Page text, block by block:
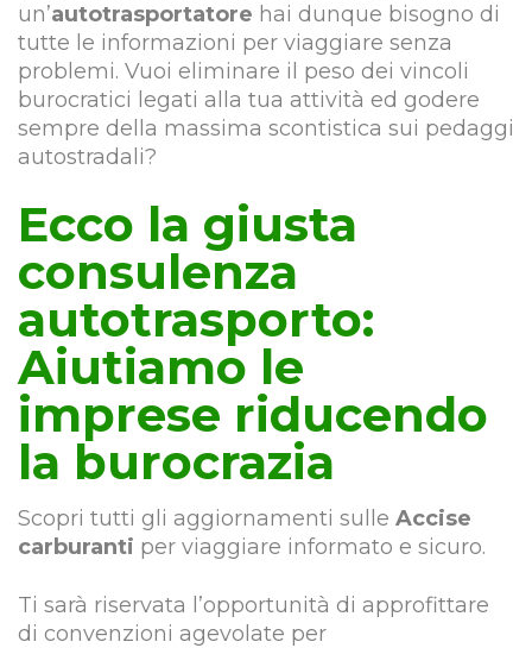
un’autotrasportatore hai dunque bisogno di
tutte le informazioni per viaggiare senza
problemi. Vuoi eliminare il peso dei vincoli
burocratici legati alla tua attività ed godere
sempre della massima scontistica sui pedaggi
autostradali?
Ecco la giusta
consulenza
autotrasporto:
Aiutiamo le
imprese riducendo
la burocrazia
Scopri tutti gli aggiornamenti sulle Accise
carburanti per viaggiare informato e sicuro.
Ti sarà riservata l’opportunità di approfittare
di convenzioni agevolate per